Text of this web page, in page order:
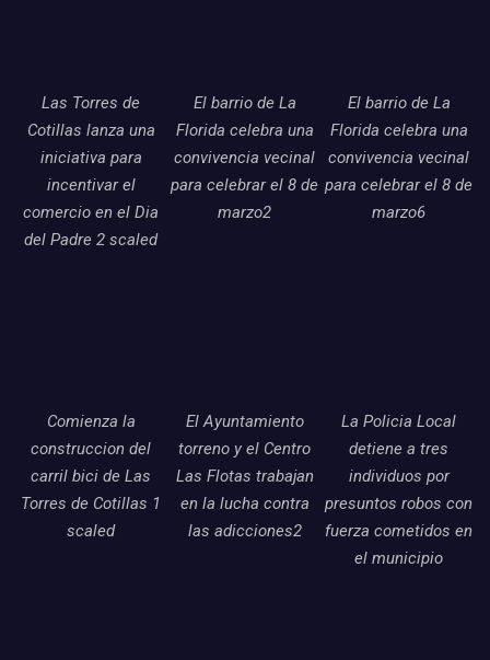
Las Torres de
Cotillas lanza una
iniciativa para
incentivar el
comercio en el Dia
del Padre 2 scaled
El barrio de La
Florida celebra una
convivencia vecinal
para celebrar el 8 de
marzo2
El barrio de La
Florida celebra una
convivencia vecinal
para celebrar el 8 de
marzo6
Comienza la
construccion del
carril bici de Las
Torres de Cotillas 1
scaled
El Ayuntamiento
torreno y el Centro
Las Flotas trabajan
en la lucha contra
las adicciones2
La Policia Local
detiene a tres
individuos por
presuntos robos con
fuerza cometidos en
el municipio